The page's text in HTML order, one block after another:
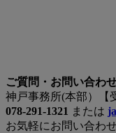
ご質問・お問い合わ
神戸事務所(本部）【
078-291-1321 または
お気軽にお問い合わ